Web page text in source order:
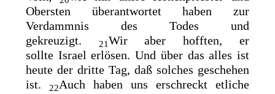
Obersten überantwortet haben zur
Verdammnis des Todes und
gekreuzigt.
21Wir aber hofften, er
sollte Israel erlösen. Und über das alles ist
heute der dritte Tag, daß solches geschehen
ist.
22Auch haben uns erschreckt etliche